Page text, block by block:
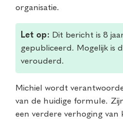
organisatie.
Let op: Dit bericht is 8
gepubliceerd. Mogelijk is
verouderd.
Michiel wordt
van de huidige formule.
een verdere verhoging van